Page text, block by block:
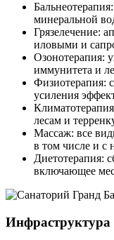
минеральной
Грязелечение:
иловыми и
Озонотерапия:
иммунитета и
Физиотерапия:
усиления
лесам и
Массаж: все
в том числе и с
Диетотерапия:
включающее
Инфраструктура